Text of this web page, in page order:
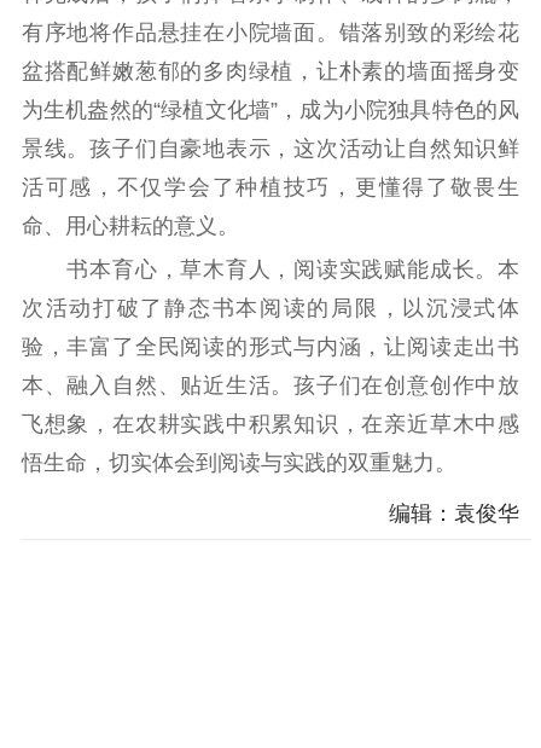
有序地将作品悬挂在小院墙面。错落别致的彩绘花
盆搭配鲜嫩葱郁的多肉绿植，让朴素的墙面摇身变
为生机盎然的“绿植文化墙”，成为小院独具特色的风
景线。孩子们自豪地表示，这次活动让自然知识鲜
活可感，不仅学会了种植技巧，更懂得了敬畏生
命、用心耕耘的意义。
书本育心，草木育人，阅读实践赋能成长。本
次活动打破了静态书本阅读的局限，以沉浸式体
验，丰富了全民阅读的形式与内涵，让阅读走出书
本、融入自然、贴近生活。孩子们在创意创作中放
飞想象，在农耕实践中积累知识，在亲近草木中感
悟生命，切实体会到阅读与实践的双重魅力。
编辑：袁俊华